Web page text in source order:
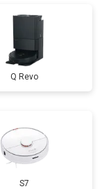
Q Revo
S7